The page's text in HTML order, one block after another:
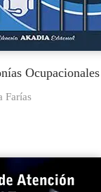
Farías